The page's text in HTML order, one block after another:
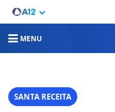
MENU
SANTA RECEITA